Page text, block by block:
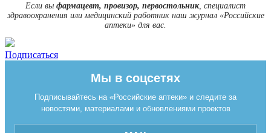
Если вы фармацевт, провизор, первостольник, специалист
здравоохранения или медицинский работник наш журнал «Российские
аптеки» для вас.
Подписаться
Мы в соцсетях
Подписывайтесь на «Российские аптеки» и следите за
новостями, материалами и обновлениями проектов